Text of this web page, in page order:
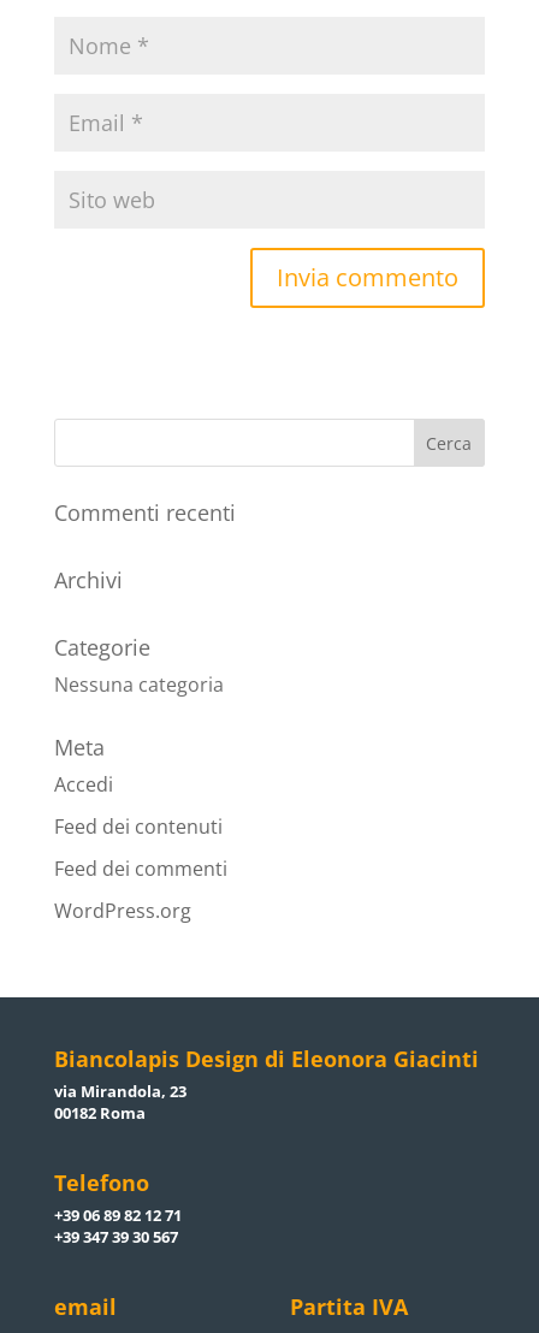
Commenti recenti
Archivi
Categorie
Nessuna categoria
Meta
Accedi
Feed dei contenuti
Feed dei commenti
WordPress.org
Biancolapis Design di Eleonora Giacinti
via Mirandola, 23
00182 Roma
Telefono
+39 06 89 82 12 71
+39 347 39 30 567
email Partita IVA